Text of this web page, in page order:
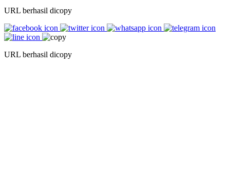
URL berhasil dicopy
URL berhasil dicopy